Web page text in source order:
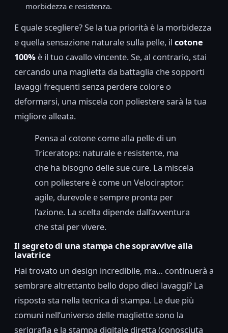
morbidezza e resistenza.
E quale scegliere? Se la tua priorità è la morbidezza
e quella sensazione naturale sulla pelle, il cotone
100% è il tuo cavallo vincente. Se, al contrario, stai
cercando una maglietta da battaglia che sopporti
lavaggi frequenti senza perdere colore o
deformarsi, una miscela con poliestere sarà la tua
migliore alleata.
Pensa al cotone come alla pelle di un
Triceratops: naturale e resistente, ma
che ha bisogno delle sue cure. La miscela
con poliestere è come un Velociraptor:
agile, durevole e sempre pronta per
l’azione. La scelta dipende dall’avventura
che stai per vivere.
Il segreto di una stampa che sopravvive alla
lavatrice
Hai trovato un design incredibile, ma… continuerà a
sembrare altrettanto bello dopo dieci lavaggi? La
risposta sta nella tecnica di stampa. Le due più
comuni nell’universo delle magliette sono la
serigrafia e la stampa digitale diretta (conosciuta